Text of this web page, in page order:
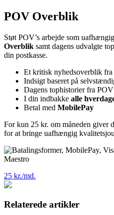
POV Overblik
Støt POV’s arbejde som
Overblik samt dagens udvalgte
din postkasse.
Et kritisk nyhedsoverblik
Indsigt baseret på
Dagens tophistorier fra
I din indbakke alle
Betal med MobilePay
For kun 25 kr. om måneden giver
for at bringe uafhængig
25 kr./md.
Relaterede artikler